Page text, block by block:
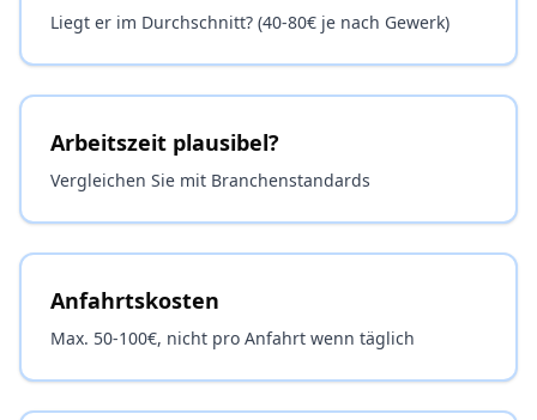
Liegt er im Durchschnitt? (40-80€ je nach Gewerk)
Arbeitszeit plausibel?
Vergleichen Sie mit Branchenstandards
Anfahrtskosten
Max. 50-100€, nicht pro Anfahrt wenn täglich